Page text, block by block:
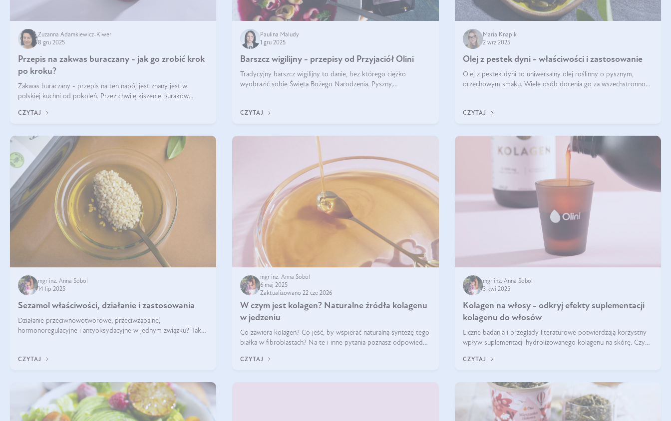
Zuzanna Adamkiewicz-Kiwer
8 gru 2025
Przepis na zakwas buraczany - jak go zrobić krok
po kroku?
Zakwas buraczany - przepis na ten napój jest znany jest w
polskiej kuchni od pokoleń. Przez chwilę kiszenie buraków
na fali popularności na
CZYTAJ
Paulina Maludy
1 gru 2025
Barszcz wigilijny - przepisy od Przyjaciół Olini
Tradycyjny barszcz wigilijny to danie, bez którego ciężko
wyobrazić sobie Święta Bożego Narodzenia. Pyszny,
CZYTAJ
Maria Knapik
2 wrz 2025
Olej z pestek dyni - właściwości i zastosowanie
Olej z pestek dyni to uniwersalny olej roślinny o pysznym,
orzechowym smaku. Wiele osób docenia go za wszechstronność,
CZYTAJ
mgr inż. Anna Sobol
14 lip 2025
Sezamol właściwości, działanie i zastosowania
Działanie przeciwnowotworowe, przeciwzapalne,
hormonoregulacyjne i antyoksydacyjne w jednym związku? Tak
swojej diety — być może to pierwsza ok
CZYTAJ
mgr inż. Anna Sobol
6 maj 2025
Zaktualizowano 22 cze 2026
W czym jest kolagen? Naturalne źródła kolagenu
w jedzeniu
Co zawiera kolagen? Co jeść, by wspierać naturalną syntezę tego
białka w fibroblastach? Na te i inne pytania poznasz odpowiedź
CZYTAJ
mgr inż. Anna Sobol
3 kwi 2025
Kolagen na włosy - odkryj efekty suplementacji
kolagenu do włosów
Liczne badania i przeglądy literaturowe potwierdzają korzystny
wpływ suplementacji hydrolizowanego kolagenu na skórę. Czy
CZYTAJ